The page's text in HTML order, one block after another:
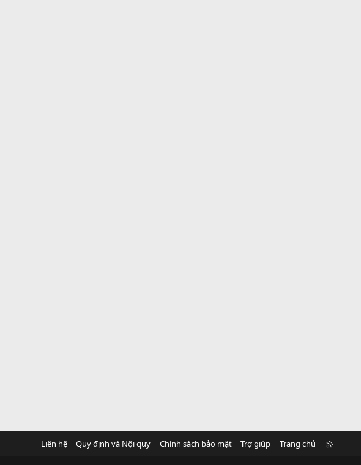
Liên hệ Quy định và Nội quy Chính sách bảo mật Trợ giúp Trang chủ